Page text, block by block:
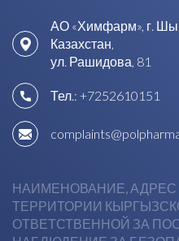
АО «Химфарм», г.
Казахстан,
ул. Рашидова, 81
Тел.: +7252610151
НАИМЕНОВАНИЕ,
ТЕРРИТОРИИ
ОТВЕТСТВЕННОЙ ЗА